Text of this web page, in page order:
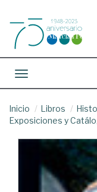
Toggle navigation
Inicio Libros
Exposiciones y